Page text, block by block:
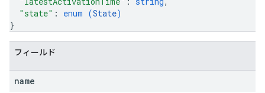
"state" : enum (State)
}
フィールド
name